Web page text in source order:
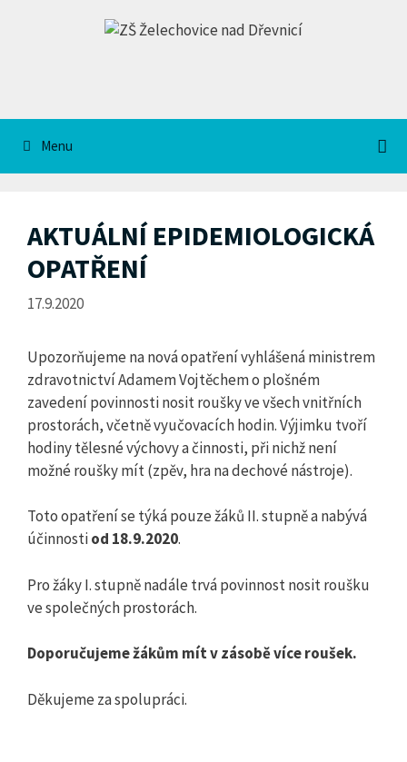
Menu
AKTUÁLNÍ EPIDEMIOLOGICKÁ
OPATŘENÍ
17.9.2020
Upozorňujeme na nová opatření vyhlášená ministrem
zdravotnictví Adamem Vojtěchem o plošném
zavedení povinnosti nosit roušky ve všech vnitřních
prostorách, včetně vyučovacích hodin. Výjimku tvoří
hodiny tělesné výchovy a činnosti, při nichž není
možné roušky mít (zpěv, hra na dechové nástroje).
Toto opatření se týká pouze žáků II. stupně a nabývá
účinnostiod 18.9.2020.
Pro žáky I. stupně nadále trvá povinnost nosit roušku
ve společných prostorách.
Doporučujeme žákům mít v zásobě více roušek.
Děkujeme za spolupráci.